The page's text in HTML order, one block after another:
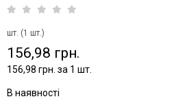
шт. (1 шт.)
156,98 грн.
156,98 грн. за 1 шт.
В наявності